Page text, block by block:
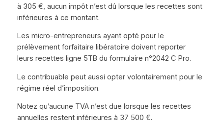
à 305 €, aucun impôt n’est dû lorsque les recettes sont
inférieures à ce montant.
Les micro-entrepreneurs ayant opté pour le
prélèvement forfaitaire libératoire doivent reporter
leurs recettes ligne 5TB du formulaire n°2042 C Pro.
Le contribuable peut aussi opter volontairement pour le
régime réel d’imposition.
Notez qu’aucune TVA n’est due lorsque les recettes
annuelles restent inférieures à 37 500 €.